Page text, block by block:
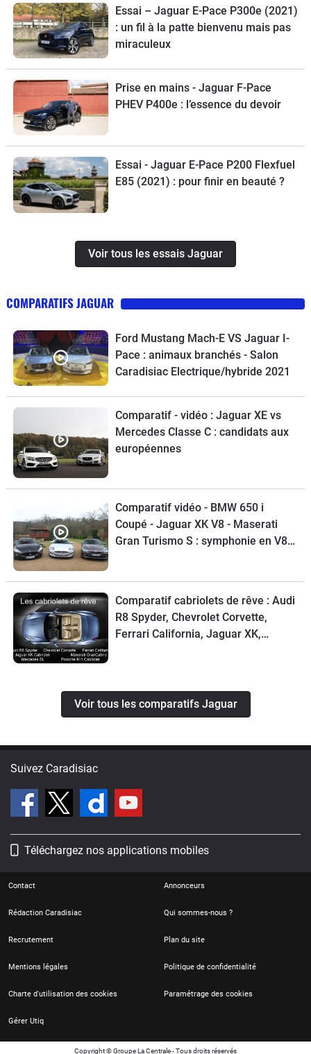
Essai – Jaguar E-Pace P300e (2021)
: un fil à la patte bienvenu mais pas
miraculeux
Prise en mains - Jaguar F-Pace
PHEV P400e : l’essence du devoir
Essai - Jaguar E-Pace P200 Flexfuel
E85 (2021) : pour finir en beauté ?
Voir tous les essais Jaguar
COMPARATIFS JAGUAR
Ford Mustang Mach-E VS Jaguar I-
Pace : animaux branchés - Salon
Caradisiac Electrique/hybride 2021
Comparatif - vidéo : Jaguar XE vs
Mercedes Classe C : candidats aux
européennes
Comparatif vidéo - BMW 650 i
Coupé - Jaguar XK V8 - Maserati
Gran Turismo S : symphonie en V8
Comparatif cabriolets de rêve : Audi
R8 Spyder, Chevrolet Corvette,
Ferrari California, Jaguar XK,
Voir tous les comparatifs Jaguar
Suivez Caradisiac
Téléchargez nos applications mobiles
Contact Annonceurs
Rédaction Caradisiac Qui sommes-nous ?
Recrutement Plan du site
Mentions légales Politique de confidentialité
Charte d'utilisation des cookies Paramétrage des cookies
Gérer Utiq
Copyright © Groupe La Centrale - Tous droits réservés